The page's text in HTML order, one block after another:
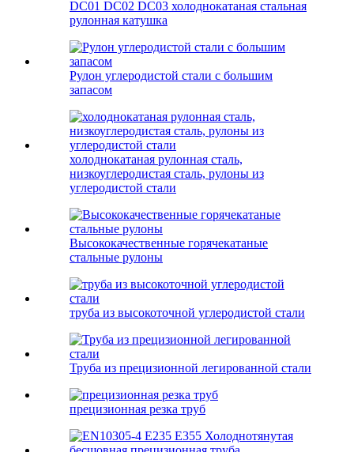
DC01 DC02 DC03 холоднокатаная стальная
рулонная катушка
Рулон углеродистой стали с большим
запасом
холоднокатаная рулонная сталь,
низкоуглеродистая сталь, рулоны из
углеродистой стали
Высококачественные горячекатаные
стальные рулоны
труба из высокоточной углеродистой стали
Труба из прецизионной легированной стали
прецизионная резка труб